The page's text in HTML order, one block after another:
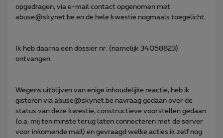
opgedragen, via e-mail contact opgenomen met
abuse@skynet.be en de hele kwestie nogmaals toegelicht.
Ik heb daarna een dossier nr. (namelijk 34058823)
ontvangen.
Wegens uitblijven van enige inhoudelijke reactie, heb ik
gisteren via abuse@skynet.be navraag gedaan over de
status van deze kwestie, constructieve voorstellen gedaan
(o.a. mij ten minste terug laten connecteren met de server
voor inkomende mail) en gevraagd welke acties ik zelf nog